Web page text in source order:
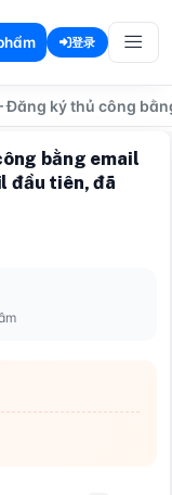
登录
ký thủ công
bằng email
đầu tiên, đã